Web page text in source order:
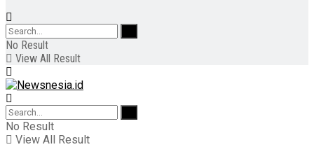
No Result
View All Result
No Result
View All Result